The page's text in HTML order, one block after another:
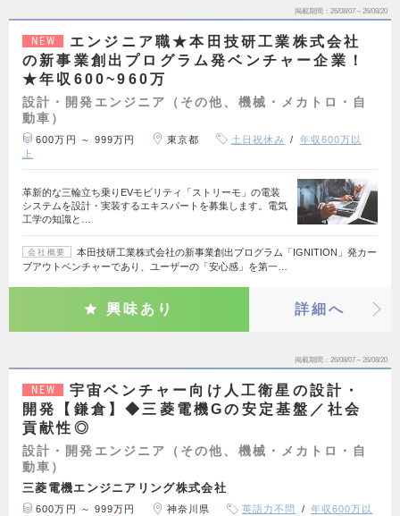
掲載期間 26/08/07～26/08/20
NEW
エンジニア職★本田技研工業株式会社
の新事業創出プログラム発ベンチャー企業！
★年収600~960万
設計・開発エンジニア（その他、機械・メカトロ・自
動車）
600万円 ～ 999万円 東京都 土日祝休み
年収600万以
上
革新的な三輪立ち乗りEVモビリティ「ストリーモ」の電装
システムを設計・実装するエキスパートを募集します。電気
工学の知識と…
会社概要
本田技研工業株式会社の新事業創出プログラム「IGNITION」発カー
ブアウトベンチャーであり、ユーザーの「安心感」を第一…
興味あり 詳細へ
掲載期間 26/08/07～26/08/20
NEW
宇宙ベンチャー向け人工衛星の設計・
開発【鎌倉】◆三菱電機Gの安定基盤／社会
貢献性◎
設計・開発エンジニア（その他、機械・メカトロ・自
動車）
三菱電機エンジニアリング株式会社
600万円 ～ 999万円 神奈川県 英語力不問
年収600万以